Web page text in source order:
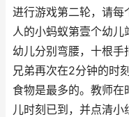
进行游戏第二轮，请每
人的小蚂蚁第壹个幼
幼儿分别弯腰，十根
兄弟再次在2分钟的时
食物是最多的。教师在
儿时刻已到，并点清